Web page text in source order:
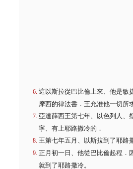
這以斯拉從巴比倫上來、他是
摩西的律法書．王允准他一切
亞達薛西王第七年、以色列人、
寧、有上耶路撒冷的．
王第七年五月、以斯拉到了耶路
正月初一日、他從巴比倫起程
就到了耶路撒冷。